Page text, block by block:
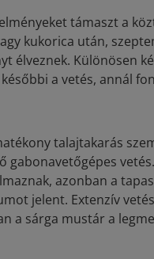
támaszt a
kukorica után,
élveznek. Különösen
a vetés, annál
talajtakarás
azonban a
jelent. Extenzív
a sárga mustár a